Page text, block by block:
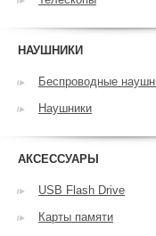
НАУШНИКИ
Беспроводные
Наушники
АКСЕССУАРЫ
USB Flash Drive
Карты памяти